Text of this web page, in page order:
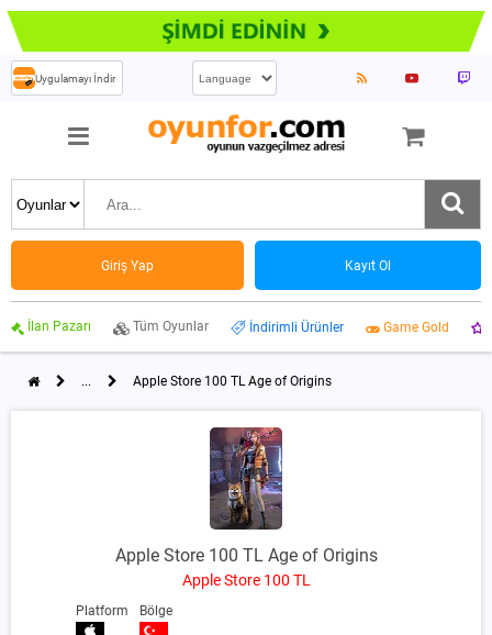
Uygulamayı İndir
Giriş Yap Kayıt Ol
İlan Pazarı Tüm Oyunlar İndirimli Ürünler Game Gold
... Apple Store 100 TL Age of Origins
Apple Store 100 TL Age of Origins
Apple Store 100 TL
Platform Bölge